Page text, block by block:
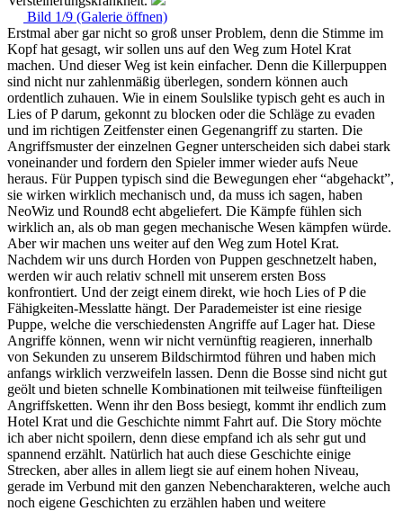
Bild 1/9 (Galerie öffnen)
Erstmal aber gar nicht so groß unser Problem, denn die Stimme im
Kopf hat gesagt, wir sollen uns auf den Weg zum Hotel Krat
machen. Und dieser Weg ist kein einfacher. Denn die Killerpuppen
sind nicht nur zahlenmäßig überlegen, sondern können auch
ordentlich zuhauen. Wie in einem Soulslike typisch geht es auch in
Lies of P darum, gekonnt zu blocken oder die Schläge zu evaden
und im richtigen Zeitfenster einen Gegenangriff zu starten. Die
Angriffsmuster der einzelnen Gegner unterscheiden sich dabei stark
voneinander und fordern den Spieler immer wieder aufs Neue
heraus. Für Puppen typisch sind die Bewegungen eher “abgehackt”,
sie wirken wirklich mechanisch und, da muss ich sagen, haben
NeoWiz und Round8 echt abgeliefert. Die Kämpfe fühlen sich
wirklich an, als ob man gegen mechanische Wesen kämpfen würde.
Aber wir machen uns weiter auf den Weg zum Hotel Krat.
Nachdem wir uns durch Horden von Puppen geschnetzelt haben,
werden wir auch relativ schnell mit unserem ersten Boss
konfrontiert. Und der zeigt einem direkt, wie hoch Lies of P die
Fähigkeiten-Messlatte hängt. Der Parademeister ist eine riesige
Puppe, welche die verschiedensten Angriffe auf Lager hat. Diese
Angriffe können, wenn wir nicht vernünftig reagieren, innerhalb
von Sekunden zu unserem Bildschirmtod führen und haben mich
anfangs wirklich verzweifeln lassen. Denn die Bosse sind nicht gut
geölt und bieten schnelle Kombinationen mit teilweise fünfteiligen
Angriffsketten. Wenn ihr den Boss besiegt, kommt ihr endlich zum
Hotel Krat und die Geschichte nimmt Fahrt auf. Die Story möchte
ich aber nicht spoilern, denn diese empfand ich als sehr gut und
spannend erzählt. Natürlich hat auch diese Geschichte einige
Strecken, aber alles in allem liegt sie auf einem hohen Niveau,
gerade im Verbund mit den ganzen Nebencharakteren, welche auch
noch eigene Geschichten zu erzählen haben und weitere